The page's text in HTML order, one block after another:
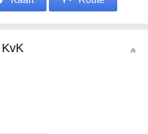
KvK